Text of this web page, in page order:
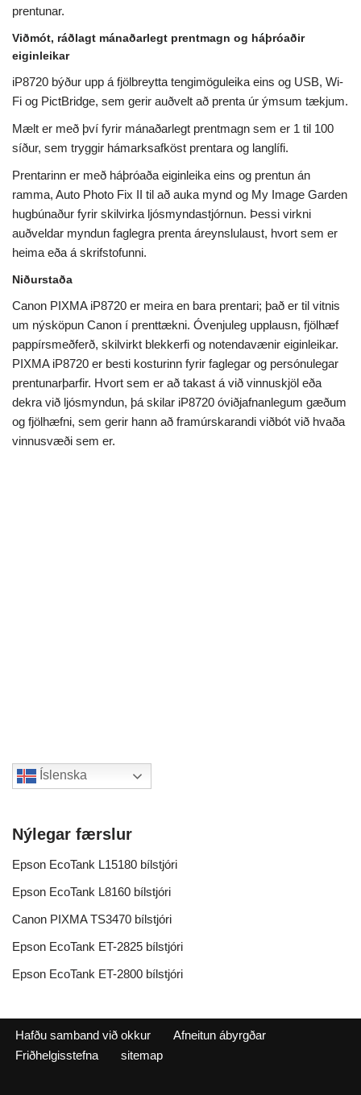
prentunar.
Viðmót, ráðlagt mánaðarlegt prentmagn og háþróaðir
eiginleikar
iP8720 býður upp á fjölbreytta tengimöguleika eins og USB, Wi-
Fi og PictBridge, sem gerir auðvelt að prenta úr ýmsum tækjum.
Mælt er með því fyrir mánaðarlegt prentmagn sem er 1 til 100
síður, sem tryggir hámarksafköst prentara og langlífi.
Prentarinn er með háþróaða eiginleika eins og prentun án
ramma, Auto Photo Fix II til að auka mynd og My Image Garden
hugbúnaður fyrir skilvirka ljósmyndastjórnun. Þessi virkni
auðveldar myndun faglegra prenta áreynslulaust, hvort sem er
heima eða á skrifstofunni.
Niðurstaða
Canon PIXMA iP8720 er meira en bara prentari; það er til vitnis
um nýsköpun Canon í prenttækni. Óvenjuleg upplausn, fjölhæf
pappírsmeðferð, skilvirkt blekkerfi og notendavænir eiginleikar.
PIXMA iP8720 er besti kosturinn fyrir faglegar og persónulegar
prentunarþarfir. Hvort sem er að takast á við vinnuskjöl eða
dekra við ljósmyndun, þá skilar iP8720 óviðjafnanlegum gæðum
og fjölhæfni, sem gerir hann að framúrskarandi viðbót við hvaða
vinnusvæði sem er.
Íslenska
Nýlegar færslur
Epson EcoTank L15180 bílstjóri
Epson EcoTank L8160 bílstjóri
Canon PIXMA TS3470 bílstjóri
Epson EcoTank ET-2825 bílstjóri
Epson EcoTank ET-2800 bílstjóri
Hafðu samband við okkur
Afneitun ábyrgðar
Friðhelgisstefna
sitemap